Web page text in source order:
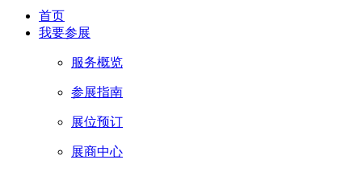
首页
我要参展
服务概览
参展指南
展位预订
展商中心